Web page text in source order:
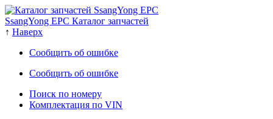
SsangYong EPC Каталог запчастей
↑ Наверх
Сообщить об ошибке
Сообщить об ошибке
Поиск по номеру
Комплектация по VIN